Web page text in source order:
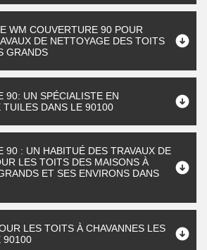
WM COUVERTURE 90 POUR
DE NETTOYAGE DES TOITS
GRANDS
90: UN SPÉCIALISTE EN
TUILES DANS LE 90100
90 : UN HABITUÉ DES TRAVAUX DE
LES TOITS DES MAISONS À
ET SES ENVIRONS DANS
LES TOITS À CHAVANNES LES
90100